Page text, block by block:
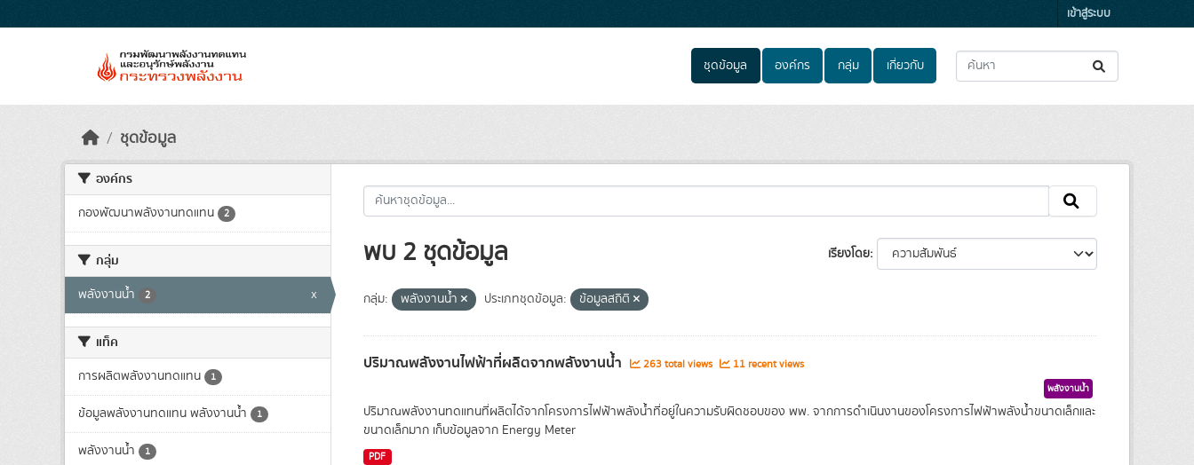
เข้าสู่ระบบ
ชุดข้อมูล องค์กร กลุ่ม เกี่ยวกับ
ชุดข้อมูล
องค์กร
กองพัฒนาพลังงานทดแทน 2
กลุ่ม
พลังงานน้ำ 2 x
แท็ค
การผลิตพลังงานทดแทน 1
ข้อมูลพลังงานทดแทน พลังงานน้ำ 1
พลังงานน้ำ 1
เรียงโดย
พบ 2 ชุดข้อมูล
กลุ่ม: พลังงานน้ำ ประเภทชุดข้อมูล: ข้อมูลสถิติ
ปริมาณพลังงานไฟฟ้าที่ผลิตจากพลังงานน้ำ 263 total views 11 recent views
พลังงานน้ำ
ปริมาณพลังงานทดแทนที่ผลิตได้จากโครงการไฟฟ้าพลังน้ำที่อยู่ในความรับผิดชอบของ พพ. จากการดำเนินงานของโครงการไฟฟ้าพลังน้ำขนาดเล็กและ
ขนาดเล็กมาก เก็บข้อมูลจาก Energy Meter
PDF